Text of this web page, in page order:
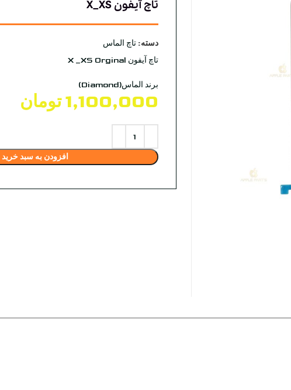
تاچ آیفون X_XS
دسته: تاچ الماس
تاچ آیفون X _XS Orginal
برند الماس(Diamond)
1,100,000 تومان
افزودن به سبد خرید